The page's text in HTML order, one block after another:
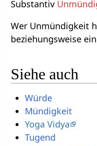
Substantiv
Wer Unmündigkeit
beziehungsweise
Siehe auch
Würde
Mündigkeit
Yoga Vidya
Tugend